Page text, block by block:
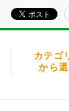
カテゴ
から